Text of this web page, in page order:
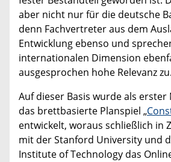
aber nicht nur für die deutsche
denn Fachvertreter aus dem
Entwicklung ebenso und
internationalen Dimension
ausgesprochen hohe Relevanz zu.
Auf dieser Basis wurde als
das brettbasierte Planspiel „
entwickelt, woraus schließlich in
mit der Stanford University und
Institute of Technology das